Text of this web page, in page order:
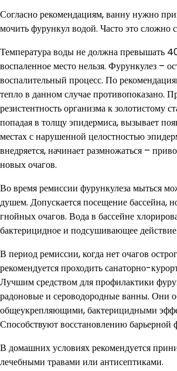
Согласно рекомендациям, ванну нужно
мочить фурункул водой. Часто это сложно
Температура воды не должна превышать
воспаленное место нельзя. Фурункулез –
воспалительный процесс. По
тепло в данном случае противопоказано.
резистентность организма к золотистому
попадая в толщу эпидермиса, вызывает
местах с нарушенной целостностью
внедряется, начинает размножаться –
новых очагов.
Во время ремиссии фурункулеза мыться
душем. Допускается посещение бассейна,
гнойных очагов. Вода в бассейне
бактерицидное и подсушивающее действие.
В период ремиссии, когда нет очагов
рекомендуется проходить санаторно-
Лучшим средством для профилактики
радоновые и сероводородные ванны. Они
общеукрепляющими, бактерицидными
Способствуют восстановлению
В домашних условиях рекомендуется
лечебными травами или антисептиками.